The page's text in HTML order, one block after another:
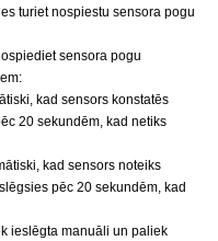
kad sensors konstatēs
20 sekundēm, kad netiks
kad sensors noteiks
pēc 20 sekundēm, kad
ieslēgta manuāli un paliek